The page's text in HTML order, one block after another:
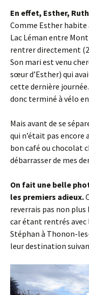
En effet, Esther,
Comme Esther habite
Lac Léman entre
rentrer directement
Son mari est venu
sœur d’Esther) qui
cette dernière
donc terminé à vélo
Mais avant de se
qui n’était pas encore
bon café ou chocolat
débarrasser de mes
On fait une belle
les premiers adieux.
reverrais pas non
car étant rentrés avec
Stéphan à Thonon-
leur destination